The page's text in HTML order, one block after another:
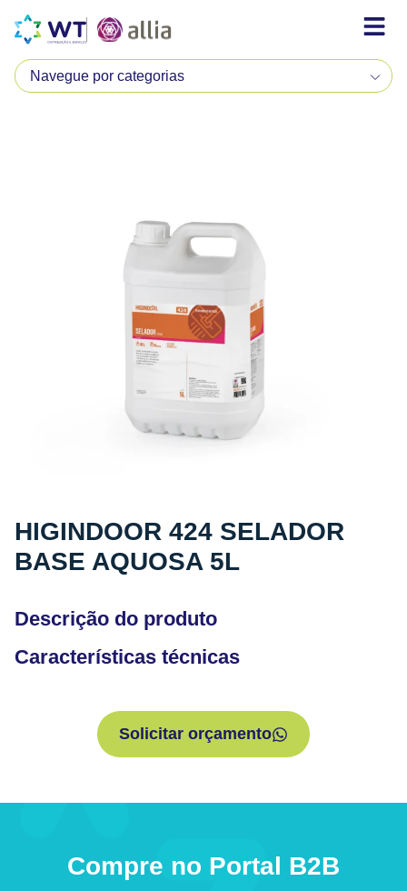
HIGINDOOR 424 SELADOR
BASE AQUOSA 5L
Descrição do produto
Características técnicas
Solicitar orçamento
Compre no Portal B2B